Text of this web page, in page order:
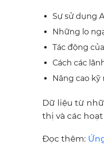
Sự sử dụng
Những lo
Tác động
Cách các
Nâng cao kỹ
Dữ liệu từ
thị và các
Đọc thêm: